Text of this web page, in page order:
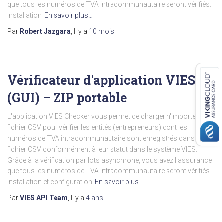
que tous les numéros de TVA intracommunautaire seront vérifiés.
Installation En savoir plus…
Par Robert Jazgara , Il y a 10 mois
Vérificateur d'application VIES
(GUI) – ZIP portable
L'application VIES Checker vous permet de charger n'importe quel
fichier CSV pour vérifier les entités (entrepreneurs) dont les
numéros de TVA intracommunautaire sont enregistrés dans le
fichier CSV conformément à leur statut dans le système VIES.
Grâce à la vérification par lots asynchrone, vous avez l'assurance
que tous les numéros de TVA intracommunautaire seront vérifiés.
Installation et configuration En savoir plus…
ParVIES API Team , Il y a 4 ans